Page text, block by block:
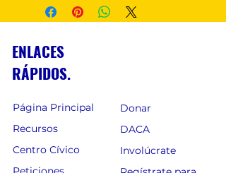
ENLACES
RÁPIDOS.
Página Principal
Recursos
Centro Cívico
Donar
DACA
Involúcrate